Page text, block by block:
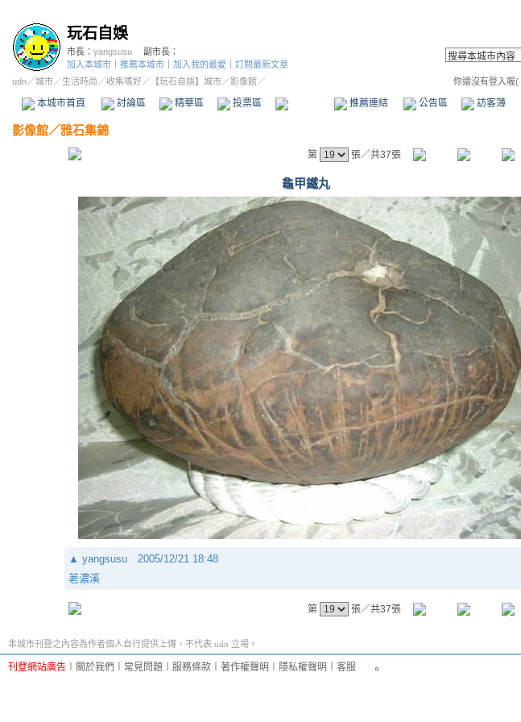
玩石自娛
市長： yangsusu
副市長：
加入本城市
推薦本城市 加入我的最愛
訂閱最新文章
udn／城市／生活時尚 ／收集嗜好／ 【玩石自娛】城市／影像館／ 你還沒有登入喔(
本城市首頁 討論區 精華區 投票區 影像館 推薦連結 公告區 訪客簿
影像館／雅石集錦
第
張／共37張
龜甲鐵丸
▲ yangsusu
2005/12/21 18:48
荖濃溪
第 張／共37張
本城市刊登之內容為作者個人自行提供上傳，不代表 udn 立場。
刊登網站廣告 關於我們 常見問題 服務條款 著作權聲明 隱私權聲明 客服